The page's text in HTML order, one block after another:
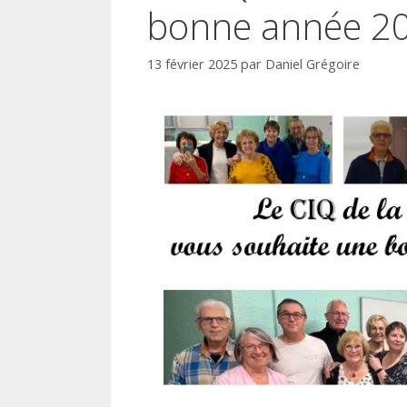
bonne année
13 février 2025 par Daniel Grégoire